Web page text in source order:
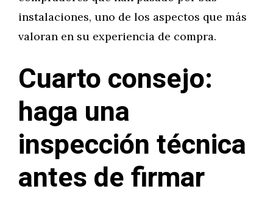
instalaciones, uno de los aspectos que más
valoran en su experiencia de compra.
Cuarto consejo:
haga una
inspección técnica
antes de firmar